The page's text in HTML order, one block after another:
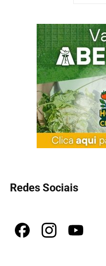
Redes Sociais